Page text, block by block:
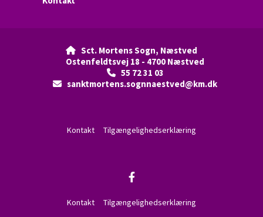
 Sct. Mortens Sogn, Næstved
Ostenfeldtsvej 18 - 4700 Næstved
55 72 31 03
 sanktmortens.sognnaestved@km.dk
Kontakt Tilgængelighedserklæring
Kontakt Tilgængelighedserklæring